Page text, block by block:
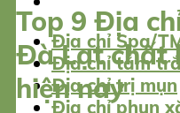
Địa chỉ Spa/
Địa chỉ tắm
Địa chỉ trị mụn
Địa chỉ phun
Top 9 Địa
Đà Lạt chất
hiện nay